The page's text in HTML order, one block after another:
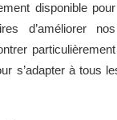
disponible pour
d’améliorer nos
particulièrement
s’adapter à tous